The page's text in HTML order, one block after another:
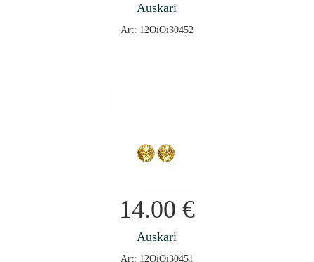
Auskari
Art: 12OiOi30452
14.00 €
Auskari
Art: 12OiOi30451